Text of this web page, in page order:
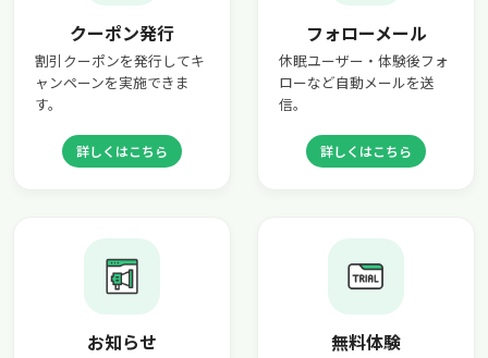
クーポン発行
割引クーポンを発行してキ
ャンペーンを実施できま
す。
詳しくはこちら
フォローメール
休眠ユーザー・体験後フォ
ローなど自動メールを送
信。
詳しくはこちら
お知らせ 無料体験